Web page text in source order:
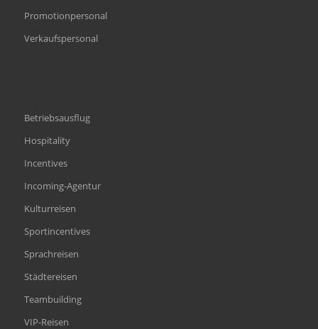
Promotionpersonal
Verkaufspersonal
Betriebsausflug
Hospitality
Incentives
Incoming-Agentur
Kulturreisen
Sportincentives
Sprachreisen
Städtereisen
Teambuilding
VIP-Reisen